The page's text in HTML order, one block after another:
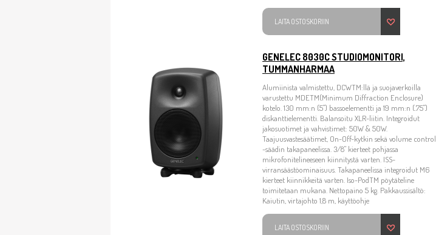
LAITA OSTOSKORIIN
GENELEC 8030C STUDIOMONITORI,
TUMMANHARMAA
Alumiinista valmistettu, DCWTM:llä ja suojaverkoilla
varustettu MDETM(Minimum Diffraction Enclosure)
kotelo. 130 mm:n (5") bassoelementti ja 19 mm:n (.75")
diskanttielementti. Balansoitu XLR-liitin. Integroidut
jakosuotimet ja vahvistimet: 50W & 50W.
Taajuusvastesäätimet, On-Off-kytkin sekä volume control
-säädin takapaneelissa. 3/8" kierteet pohjassa
mikrofonitelineeseen kiinnitystä varten. ISS-
virransäästöominaisuus. Takapaneelissa integroidut M6
kierteet kiinnikkeitä varten. Iso-PodTM pöytäteline
toimitetaan mukana. Nettopaino 5 kg. Pakkaussisältö:
Kaiutin, virtajohto 1,8 m, käyttöohje
LAITA OSTOSKORIIN